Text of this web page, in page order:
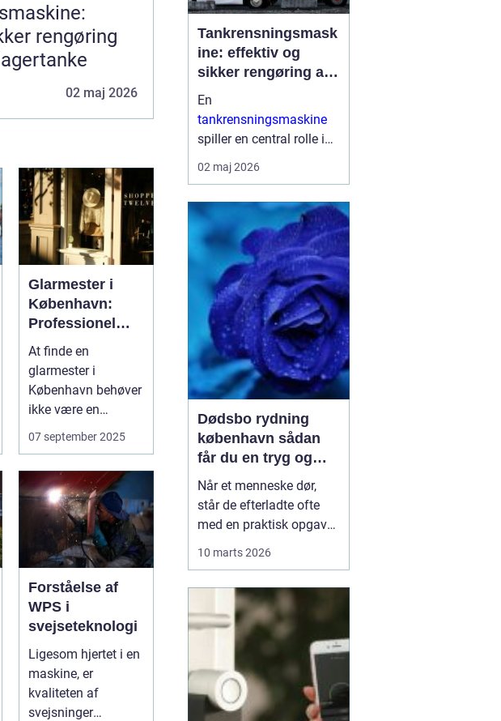
rengøring
02 maj 2026
Glarmester i
København:
Professionel
løsning til alle
behov
At finde en
glarmester i
København behøver
ikke være en
udfordrende
opgave. I en...
07 september 2025
Forståelse af
WPS i
svejseteknologi
Ligesom hjertet i en
maskine, er
kvaliteten af
svejsninger
Tankrensningsmask
ine: effektiv og
sikker rengøring af
proces og
lagertanke
En
tankrensningsmaskine
spiller en central rolle i
mange industrier, hvor
hygiejne, sikkerhed og
Når tanke bruges til
fødevarer, pharma, kemi
eller på skibe, sti...
02 maj 2026
Dødsbo rydning
københavn sådan
får du en tryg og
effektiv løsning
Når et menneske dør,
står de efterladte ofte
med en praktisk opgave,
minder i hvert rum, og
samtidig presser
tidsfrister, skifteret og
måske et boligskifte på.
Her kan professionel
10 marts 2026